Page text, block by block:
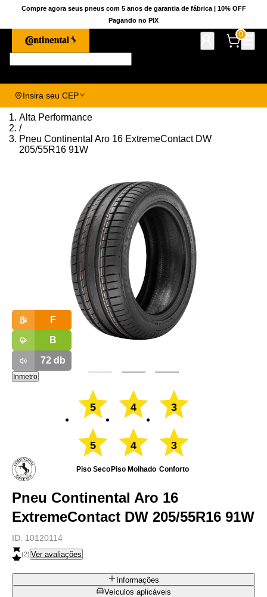
Compre agora seus pneus com 5 anos de garantia de fábrica | 10% OFF
Pagando no PIX
0
Insira seu CEP
Alta Performance
/
Pneu Continental Aro 16 ExtremeContact DW
205/55R16 91W
F
B
72db
Inmetro
5
5
Piso Seco
4
4
Piso Molhado
3
3
Conforto
Pneu Continental Aro 16
ExtremeContact DW 205/55R16 91W
ID: 10120114
(2) Ver avaliações
Informações
Veículos aplicáveis